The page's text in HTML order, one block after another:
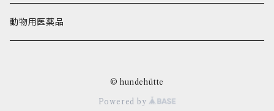
動物用医薬品
© hundehütte
Powered by